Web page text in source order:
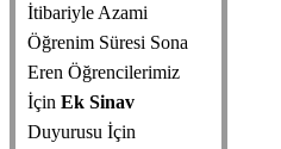
İtibariyle Azami
Öğrenim Süresi Sona
Eren Öğrencilerimiz
İçin Ek Sinav
Duyurusu İçin